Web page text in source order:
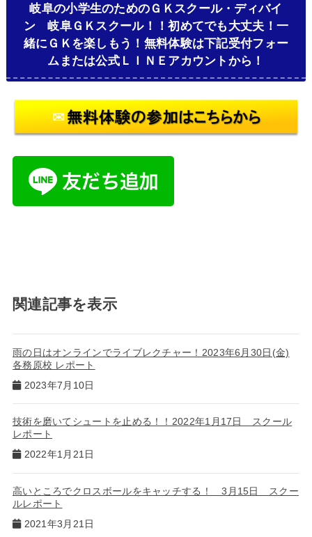
岐阜の小学生のためのＧＫスクール・ディバイ
ン 岐阜ＧＫスクール！！初めてでも大丈夫！一
緒にＧＫを楽しもう！無料体験は下記受付フォー
ムまたは公式ＬＩＮＥアカウントから！
関連記事を表示
雨の日はオンラインでライブレクチャー！2023年6月30日(金)
各務原校 レポート
2023年7月10日
技術を磨いてシュートを止める！！2022年1月17日 スクール
レポート
2022年1月21日
高いところでクロスボールをキャッチする！ 3月15日 スクー
ルレポート
2021年3月21日